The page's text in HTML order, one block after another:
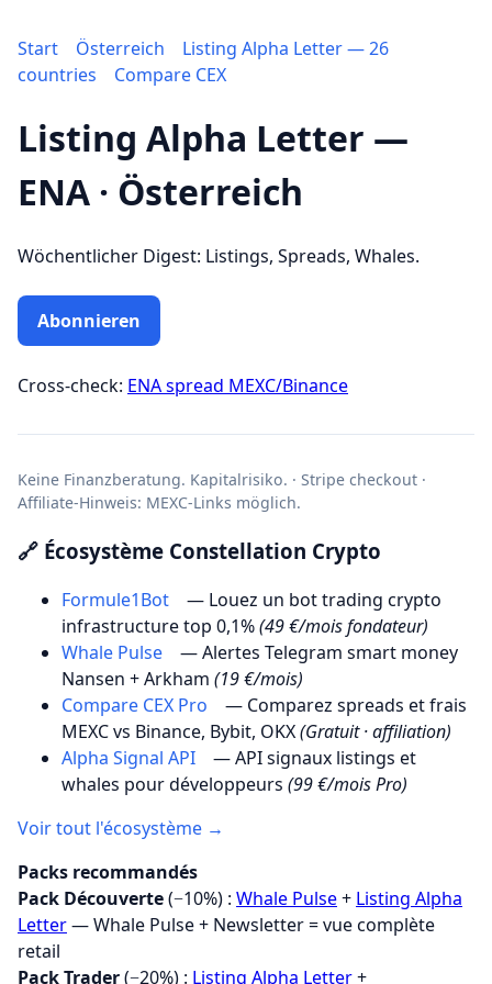
Start Österreich
Listing Alpha Letter — 26
countries
Compare CEX
Listing Alpha Letter —
ENA · Österreich
Wöchentlicher Digest: Listings, Spreads, Whales.
Abonnieren
Cross-check: ENA spread MEXC/Binance
Keine Finanzberatung. Kapitalrisiko. · Stripe checkout ·
Affiliate-Hinweis: MEXC-Links möglich.
🔗 Écosystème Constellation Crypto
Formule1Bot
— Louez un bot trading crypto
infrastructure top 0,1%(49 €/mois fondateur)
Whale Pulse
— Alertes Telegram smart money
Nansen + Arkham (19 €/mois)
Compare CEX Pro
— Comparez spreads et frais
MEXC vs Binance, Bybit, OKX(Gratuit · affiliation)
Alpha Signal API
— API signaux listings et
whales pour développeurs (99 €/mois Pro)
Voir tout l'écosystème →
Packs recommandés
Pack Découverte(−10%) : Whale Pulse+ Listing Alpha
Letter— Whale Pulse + Newsletter = vue complète
retail
Pack Trader(−20%) : Listing Alpha Letter+